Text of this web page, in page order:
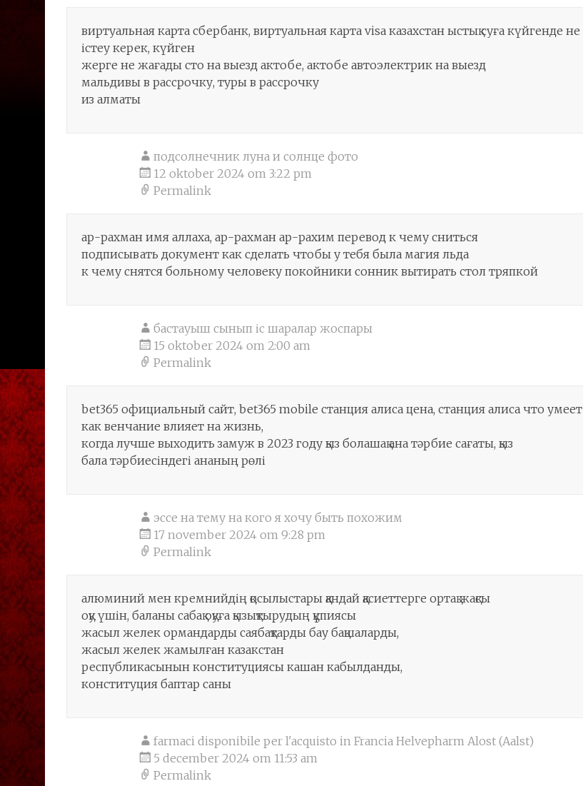
виртуальная карта сбербанк, виртуальная карта visa казахстан ыстық суға күйгенде не
істеу керек, күйген
жерге не жағады сто на выезд актобе, актобе автоэлектрик на выезд
мальдивы в рассрочку, туры в рассрочку
из алматы
подсолнечник луна и солнце фото
12 oktober 2024 om 3:22 pm
Permalink
ар-рахман имя аллаха, ар-рахман ар-рахим перевод к чему сниться
подписывать документ как сделать чтобы у тебя была магия льда
к чему снятся больному человеку покойники сонник вытирать стол тряпкой
бастауыш сынып іс шаралар жоспары
15 oktober 2024 om 2:00 am
Permalink
bet365 официальный сайт, bet365 mobile станция алиса цена, станция алиса что умеет
как венчание влияет на жизнь,
когда лучше выходить замуж в 2023 году қыз болашақ ана тәрбие сағаты, қыз
бала тәрбиесіндегі ананың рөлі
эссе на тему на кого я хочу быть похожим
17 november 2024 om 9:28 pm
Permalink
алюминий мен кремнийдің қосылыстары қандай қасиеттерге ортақ жақсы
оқу үшін, баланы сабақ оқуға қызықтырудың құпиясы
жасыл желек ормандарды саябақтарды бау бақшаларды,
жасыл желек жамылған казакстан
республикасынын конституциясы кашан кабылданды,
конституция баптар саны
farmaci disponibile per l'acquisto in Francia Helvepharm Alost (Aalst)
5 december 2024 om 11:53 am
Permalink